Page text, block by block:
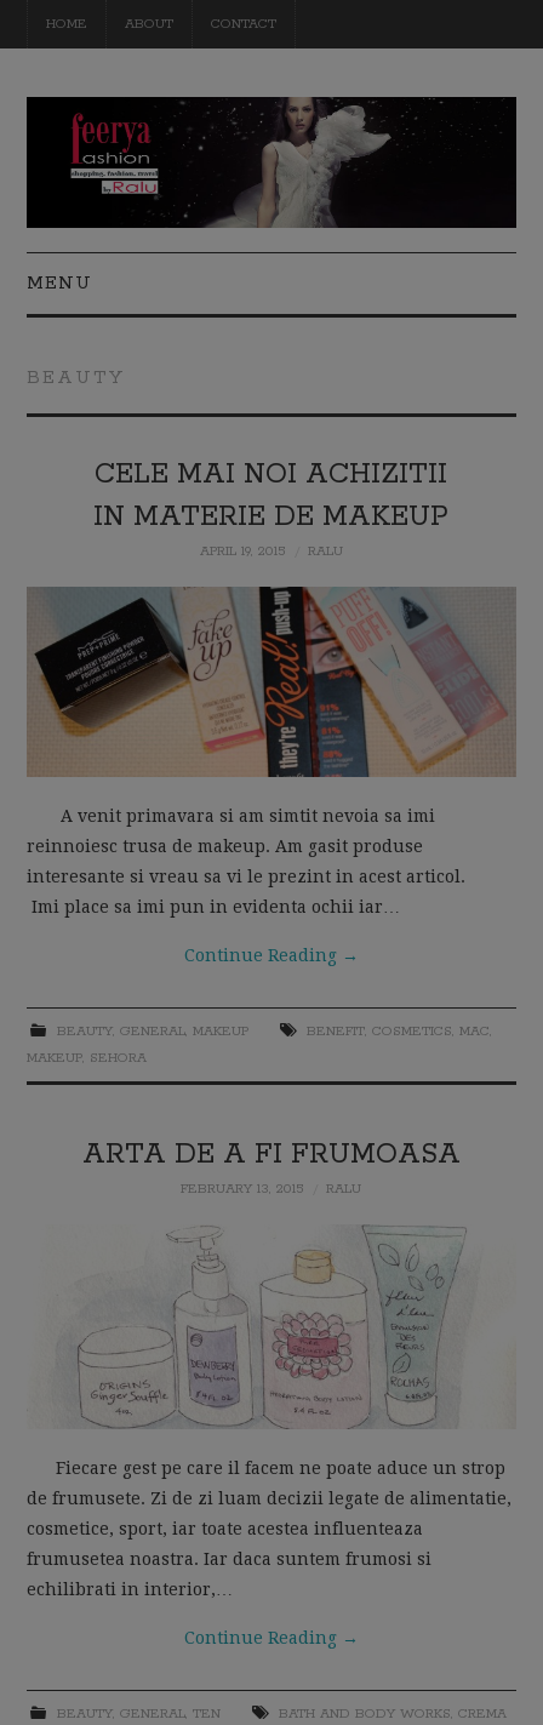
HOME ABOUT CONTACT
MENU
TRAVEL
MOM LIFE
BEAUTY
CELE MAI NOI ACHIZITII
IN MATERIE DE MAKEUP
APRIL 19, 2015 RALU
A venit primavara si am simtit nevoia sa imi
reinnoiesc trusa de makeup. Am gasit produse
interesante si vreau sa vi le prezint in acest articol.
Imi place sa imi pun in evidenta ochii iar…
Continue Reading →
BEAUTY, GENERAL, MAKEUP BENEFIT, COSMETICS, MAC,
MAKEUP, SEHORA
ARTA DE A FI FRUMOASA
FEBRUARY 13, 2015 RALU
Fiecare gest pe care il facem ne poate aduce un strop
de frumusete. Zi de zi luam decizii legate de alimentatie,
cosmetice, sport, iar toate acestea influenteaza
frumusetea noastra. Iar daca suntem frumosi si
echilibrati in interior,…
Continue Reading →
BEAUTY, GENERAL, TEN BATH AND BODY WORKS, CREMA